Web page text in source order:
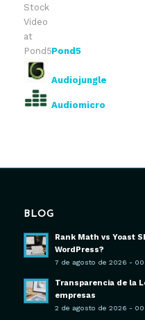
Pond5
Audiojungle
Audiomicro
BLOG
Rank Math vs Yoast
WordPress?
7 de agosto de 2026 -
Transparencia de la
empresas
2 de agosto de 2026 -